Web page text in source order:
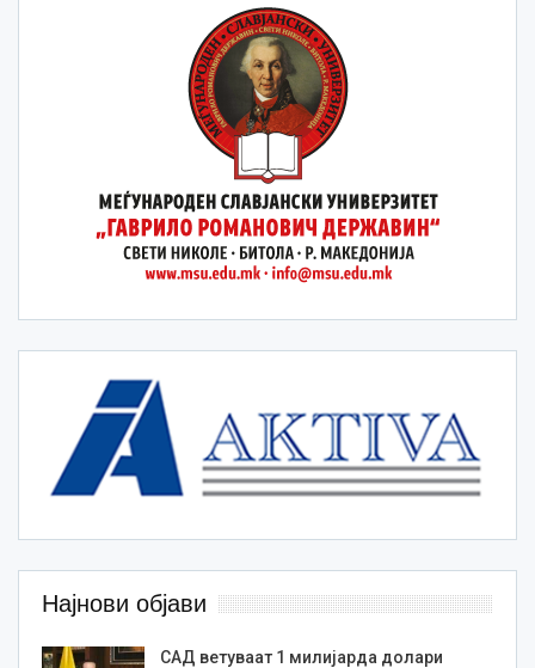
Најнови објави
САД ветуваат 1 милијарда долари